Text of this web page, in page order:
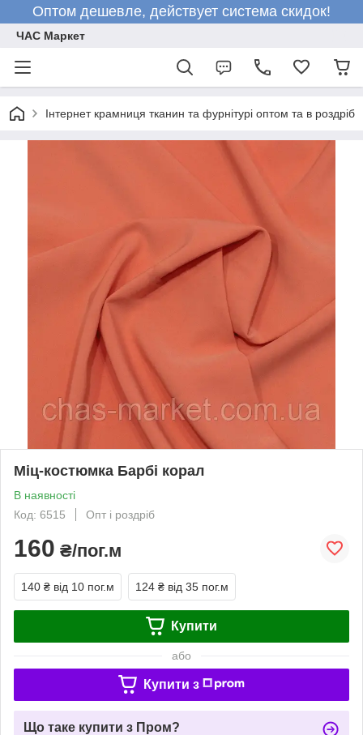
Оптом дешевле, действует система скидок!
ЧАС Маркет
Інтернет крамниця тканин та фурнітурі оптом та в роздріб
Міц-костюмка Барбі корал
В наявності
Код: 6515
Опт і роздріб
160 ₴/пог.м
140 ₴ від 10 пог.м 124 ₴ від 35 пог.м
Купити
або
Купити з
Що таке купити з Пром?